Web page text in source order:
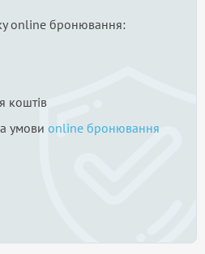
online бронювання:
коштів
умови online бронювання